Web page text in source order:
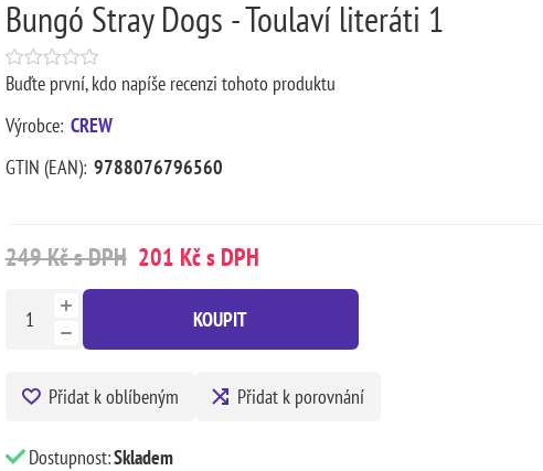
Bungó Stray Dogs - Toulaví literáti 1
Buďte první, kdo napíše recenzi tohoto produktu
Výrobce: CREW
GTIN (EAN): 9788076796560
249 Kč s DPH 201 Kč s DPH
KOUPIT
Přidat k oblíbeným Přidat k porovnání
Dostupnost:Skladem